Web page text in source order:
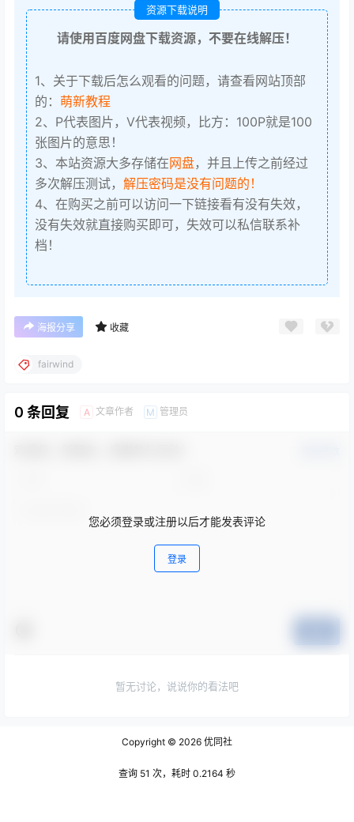
资源下载说明
请使用百度网盘下载资源，不要在线解压！
1、关于下载后怎么观看的问题，请查看网站顶部
的： 萌新教程
2、P代表图片，V代表视频，比方：100P就是100
张图片的意思！
3、本站资源大多存储在网盘，并且上传之前经过
多次解压测试， 解压密码是没有问题的！
4、在购买之前可以访问一下链接看有没有失效，
没有失效就直接购买即可，失效可以私信联系补
档！
海报分享 收藏
fairwind
0 条回复 A 文章作者 M 管理员
您必须登录或注册以后才能发表评论
登录
暂无讨论，说说你的看法吧
Copyright © 2026 优同社
查询 51 次，耗时 0.2164 秒